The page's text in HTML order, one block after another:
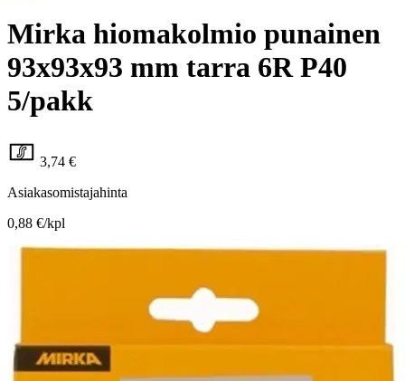
Mirka hiomakolmio punainen
93x93x93 mm tarra 6R P40
5/pakk
3,74 €
Asiakasomistajahinta
0,88 €/kpl
Hinta ilman S-Etukorttia: 4,40 €
Nouto myymälästä
Ilmainen
Siirry valitsemaan myymälä